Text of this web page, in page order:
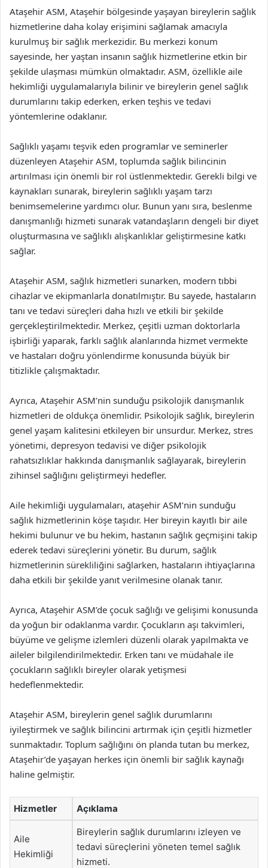
Ataşehir ASM, Ataşehir bölgesinde yaşayan bireylerin sağlık
hizmetlerine daha kolay erişimini sağlamak amacıyla
kurulmuş bir sağlık merkezidir. Bu merkezi konum
sayesinde, her yaştan insanın sağlık hizmetlerine etkin bir
şekilde ulaşması mümkün olmaktadır. ASM, özellikle aile
hekimliği uygulamalarıyla bilinir ve bireylerin genel sağlık
durumlarını takip ederken, erken teşhis ve tedavi
yöntemlerine odaklanır.
Sağlıklı yaşamı teşvik eden programlar ve seminerler
düzenleyen Ataşehir ASM, toplumda sağlık bilincinin
artırılması için önemli bir rol üstlenmektedir. Gerekli bilgi ve
kaynakları sunarak, bireylerin sağlıklı yaşam tarzı
benimsemelerine yardımcı olur. Bunun yanı sıra, beslenme
danışmanlığı hizmeti sunarak vatandaşların dengeli bir diyet
oluşturmasına ve sağlıklı alışkanlıklar geliştirmesine katkı
sağlar.
Ataşehir ASM, sağlık hizmetleri sunarken, modern tıbbi
cihazlar ve ekipmanlarla donatılmıştır. Bu sayede, hastaların
tanı ve tedavi süreçleri daha hızlı ve etkili bir şekilde
gerçekleştirilmektedir. Merkez, çeşitli uzman doktorlarla
işbirliği yaparak, farklı sağlık alanlarında hizmet vermekte
ve hastaları doğru yönlendirme konusunda büyük bir
titizlikle çalışmaktadır.
Ayrıca, Ataşehir ASM’nin sunduğu psikolojik danışmanlık
hizmetleri de oldukça önemlidir. Psikolojik sağlık, bireylerin
genel yaşam kalitesini etkileyen bir unsurdur. Merkez, stres
yönetimi, depresyon tedavisi ve diğer psikolojik
rahatsızlıklar hakkında danışmanlık sağlayarak, bireylerin
zihinsel sağlığını geliştirmeyi hedefler.
Aile hekimliği uygulamaları, ataşehir ASM’nin sunduğu
sağlık hizmetlerinin köşe taşıdır. Her bireyin kayıtlı bir aile
hekimi bulunur ve bu hekim, hastanın sağlık geçmişini takip
ederek tedavi süreçlerini yönetir. Bu durum, sağlık
hizmetlerinin sürekliliğini sağlarken, hastaların ihtiyaçlarına
daha etkili bir şekilde yanıt verilmesine olanak tanır.
Ayrıca, Ataşehir ASM’de çocuk sağlığı ve gelişimi konusunda
da yoğun bir odaklanma vardır. Çocukların aşı takvimleri,
büyüme ve gelişme izlemleri düzenli olarak yapılmakta ve
aileler bilgilendirilmektedir. Erken tanı ve müdahale ile
çocukların sağlıklı bireyler olarak yetişmesi
hedeflenmektedir.
Ataşehir ASM, bireylerin genel sağlık durumlarını
iyileştirmek ve sağlık bilincini artırmak için çeşitli hizmetler
sunmaktadır. Toplum sağlığını ön planda tutan bu merkez,
Ataşehir’de yaşayan herkes için önemli bir sağlık kaynağı
haline gelmiştir.
Hizmetler Açıklama
Aile
Hekimliği
Bireylerin sağlık durumlarını izleyen ve
tedavi süreçlerini yöneten temel sağlık
hizmeti.